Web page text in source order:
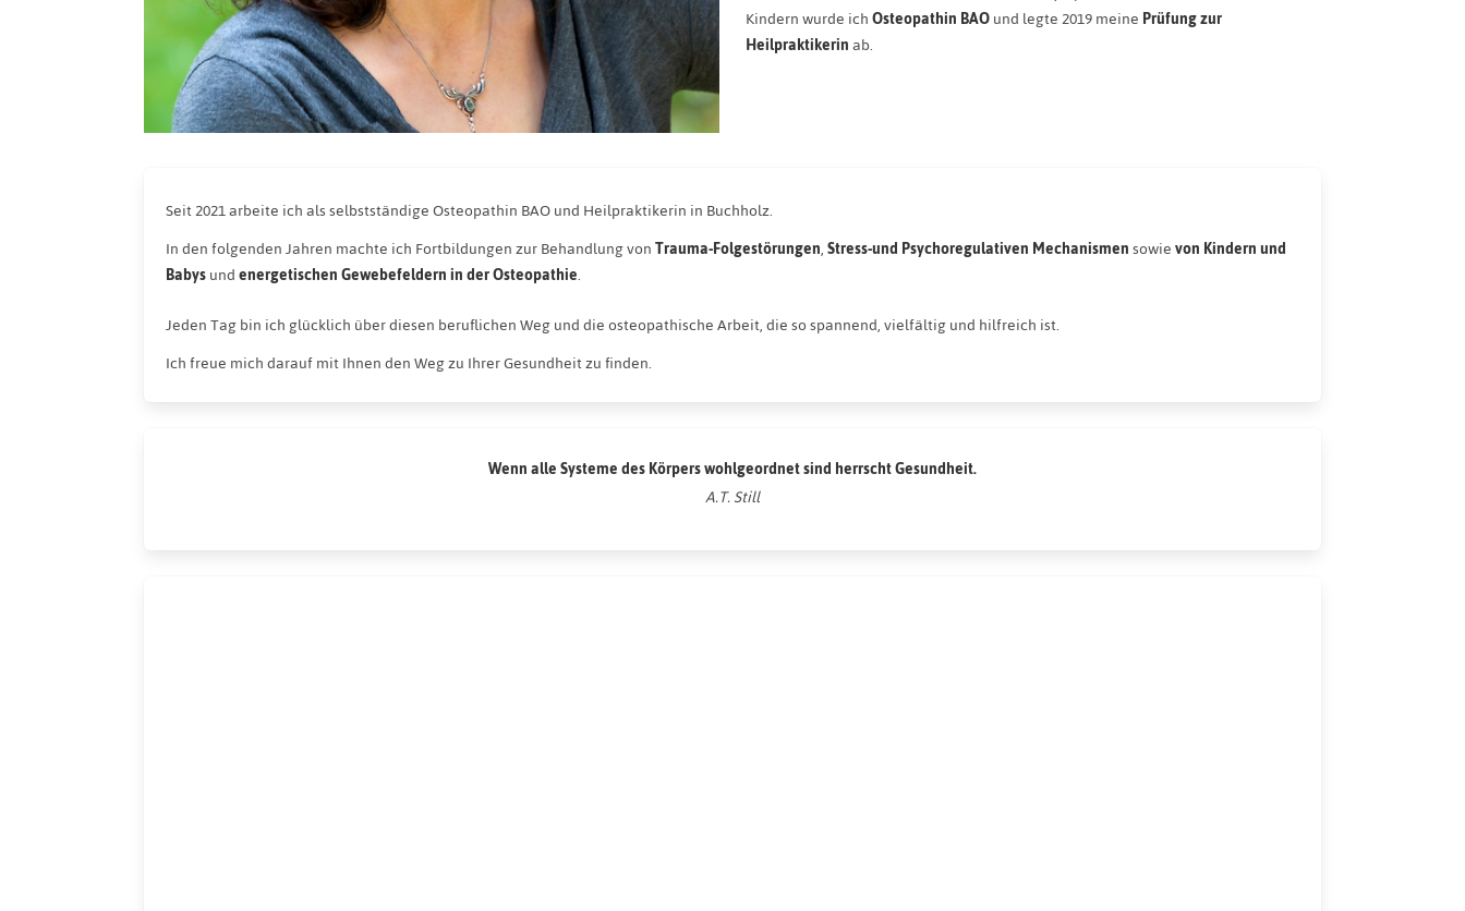
Kindern wurde ichOsteopathin BAOund legte 2019 meinePrüfung zur
Heilpraktikerinab.
Seit 2021 arbeite ich als selbstständige Osteopathin BAO und Heilpraktikerin in Buchholz.
In den folgenden Jahren machte ich Fortbildungen zur Behandlung vonTrauma-Folgestörungen,Stress-und Psychoregulativen Mechanismensowievon Kindern und
Babysundenergetischen Gewebefeldern in der Osteopathie.
Jeden Tag bin ich glücklich über diesen beruflichen Weg und die osteopathische Arbeit, die so spannend, vielfältig und hilfreich ist.
Ich freue mich darauf mit Ihnen den Weg zu Ihrer Gesundheit zu finden.
Wenn alle Systeme des Körpers wohlgeordnet sind herrscht Gesundheit.
A.T. Still